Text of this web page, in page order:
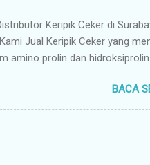
Keripik Ceker di
Jual Keripik Ceker yang
amino prolin dan
garing. Bumbu rempah-
Rasa yang gurih dan
oleh-oleh keluarga. Keripik
tekstur yang renyah kriuk
BACA